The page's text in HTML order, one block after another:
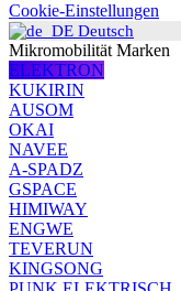
Cookie-Einstellungen
Deutsch
Mikromobilität Marken
ELEKTRON
KUKIRIN
AUSOM
OKAI
NAVEE
A-SPADZ
GSPACE
HIMIWAY
ENGWE
TEVERUN
KINGSONG